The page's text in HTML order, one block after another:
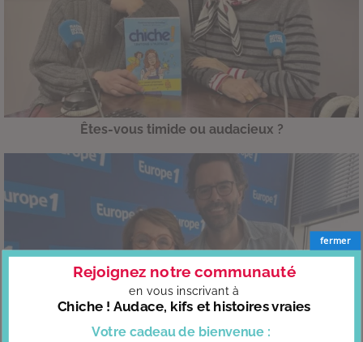
Êtes-vous timide ou audacieux ?
Votre cadeaude bienvenue :
Rejoignez notre communauté
en vous inscrivant à
Chiche ! Audace, kifs et histoires vraies
fermer